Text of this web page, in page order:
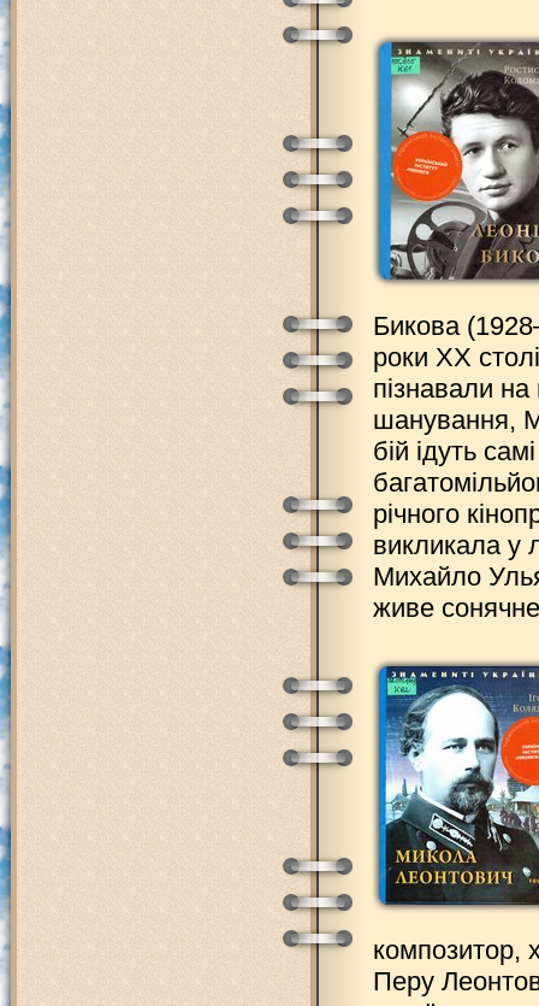
Бикова
роки ХХ
пізнавали
шанування,
бій ідуть
річного
викликала у
Михайло
живе
композитор,
Перу